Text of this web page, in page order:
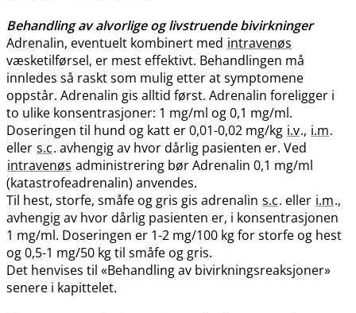
Behandling av alvorlige og livstruende bivirkninger
Adrenalin, eventuelt kombinert med intravenøs
væsketilførsel, er mest effektivt. Behandlingen må
innledes så raskt som mulig etter at symptomene
oppstår. Adrenalin gis alltid først. Adrenalin foreligger i
to ulike konsentrasjoner: 1 mg/ml og 0,1 mg​/​ml.
Doseringen til hund og katt er 0,01-0,02 mg/kg i.v., i.m.
eller s.c. avhengig av hvor dårlig pasienten er. Ved
intravenøs administrering bør Adrenalin 0,1 mg/ml
(katastrofeadrenalin) anvendes.
Til hest, storfe, småfe og gris gis adrenalin s.c. eller i.m.,
avhengig av hvor dårlig pasienten er, i konsentrasjonen
1 mg​/​ml. Doseringen er 1-2 mg/100 kg for storfe og hest
og 0,5-1 mg/50 kg til småfe og gris.
Det henvises til «Behandling av bivirkningsreaksjoner»
senere i kapittelet.